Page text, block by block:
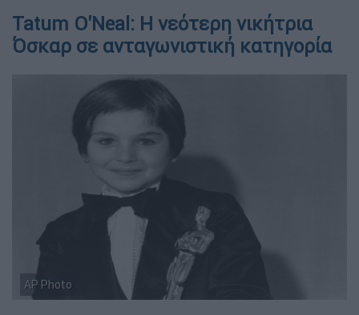
Tatum O'Neal: Η νεότερη νικήτρια
Όσκαρ σε ανταγωνιστική κατηγορία
AP Photo